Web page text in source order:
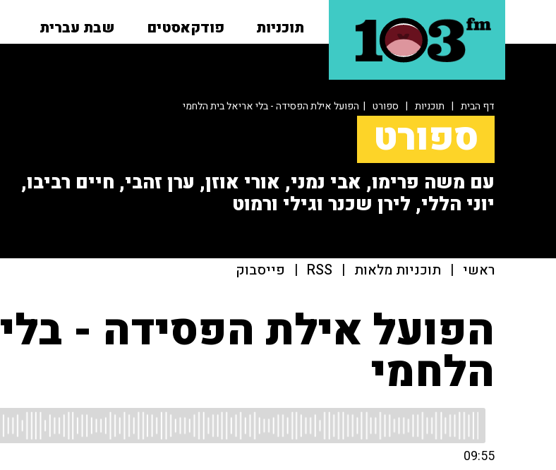
תוכניות פודקאסטים שבת עברית
דף הבית | תוכניות | ספורט | הפועל אילת הפסידה - בלי אריאל בית הלחמי
ספורט
עם משה פרימו, אבי נמני, אורי אוזן, ערן זהבי, חיים רביבו,
יוני הללי, לירן שכנר וגילי ורמוט
ראשי | תוכניות מלאות |
RSS
| פייסבוק
הפועל אילת הפסידה -
הלחמי
09:55